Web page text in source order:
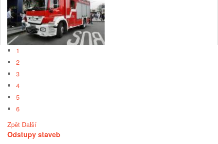
1
2
3
4
5
6
Zpět Další
Odstupy staveb